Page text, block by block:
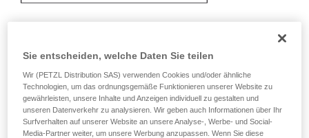
Empfehlung für Karabiner und
Zubehör
- Verwenden Sie einen Am’D-Karabiner und einen
CAPTIV-Positionierungsbügel.
Sie entscheiden, welche Daten Sie teilen
Wir (PETZL Distribution SAS) verwenden Cookies und/oder ähnliche
Technologien, um das ordnungsgemäße Funktionieren unserer Website zu
gewährleisten, unsere Inhalte und Anzeigen individuell zu gestalten und
unseren Datenverkehr zu analysieren. Wir geben auch Informationen über Ihr
Surfverhalten auf unserer Website an unsere Analyse-, Werbe- und Social-
Media-Partner weiter, um unsere Werbung anzupassen. Wenn Sie diese